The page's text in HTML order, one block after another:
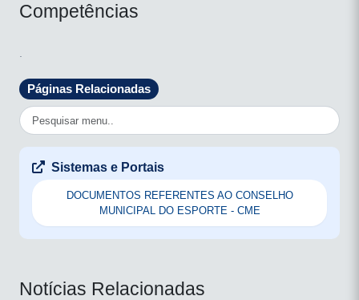
Competências
.
Páginas Relacionadas
Sistemas e Portais
DOCUMENTOS REFERENTES AO CONSELHO
MUNICIPAL DO ESPORTE - CME
Notícias Relacionadas